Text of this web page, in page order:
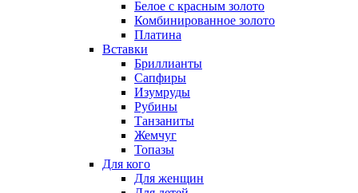
Белое с красным золото
Комбинированное золото
Платина
Вставки
Бриллианты
Сапфиры
Изумруды
Рубины
Танзаниты
Жемчуг
Топазы
Для кого
Для женщин